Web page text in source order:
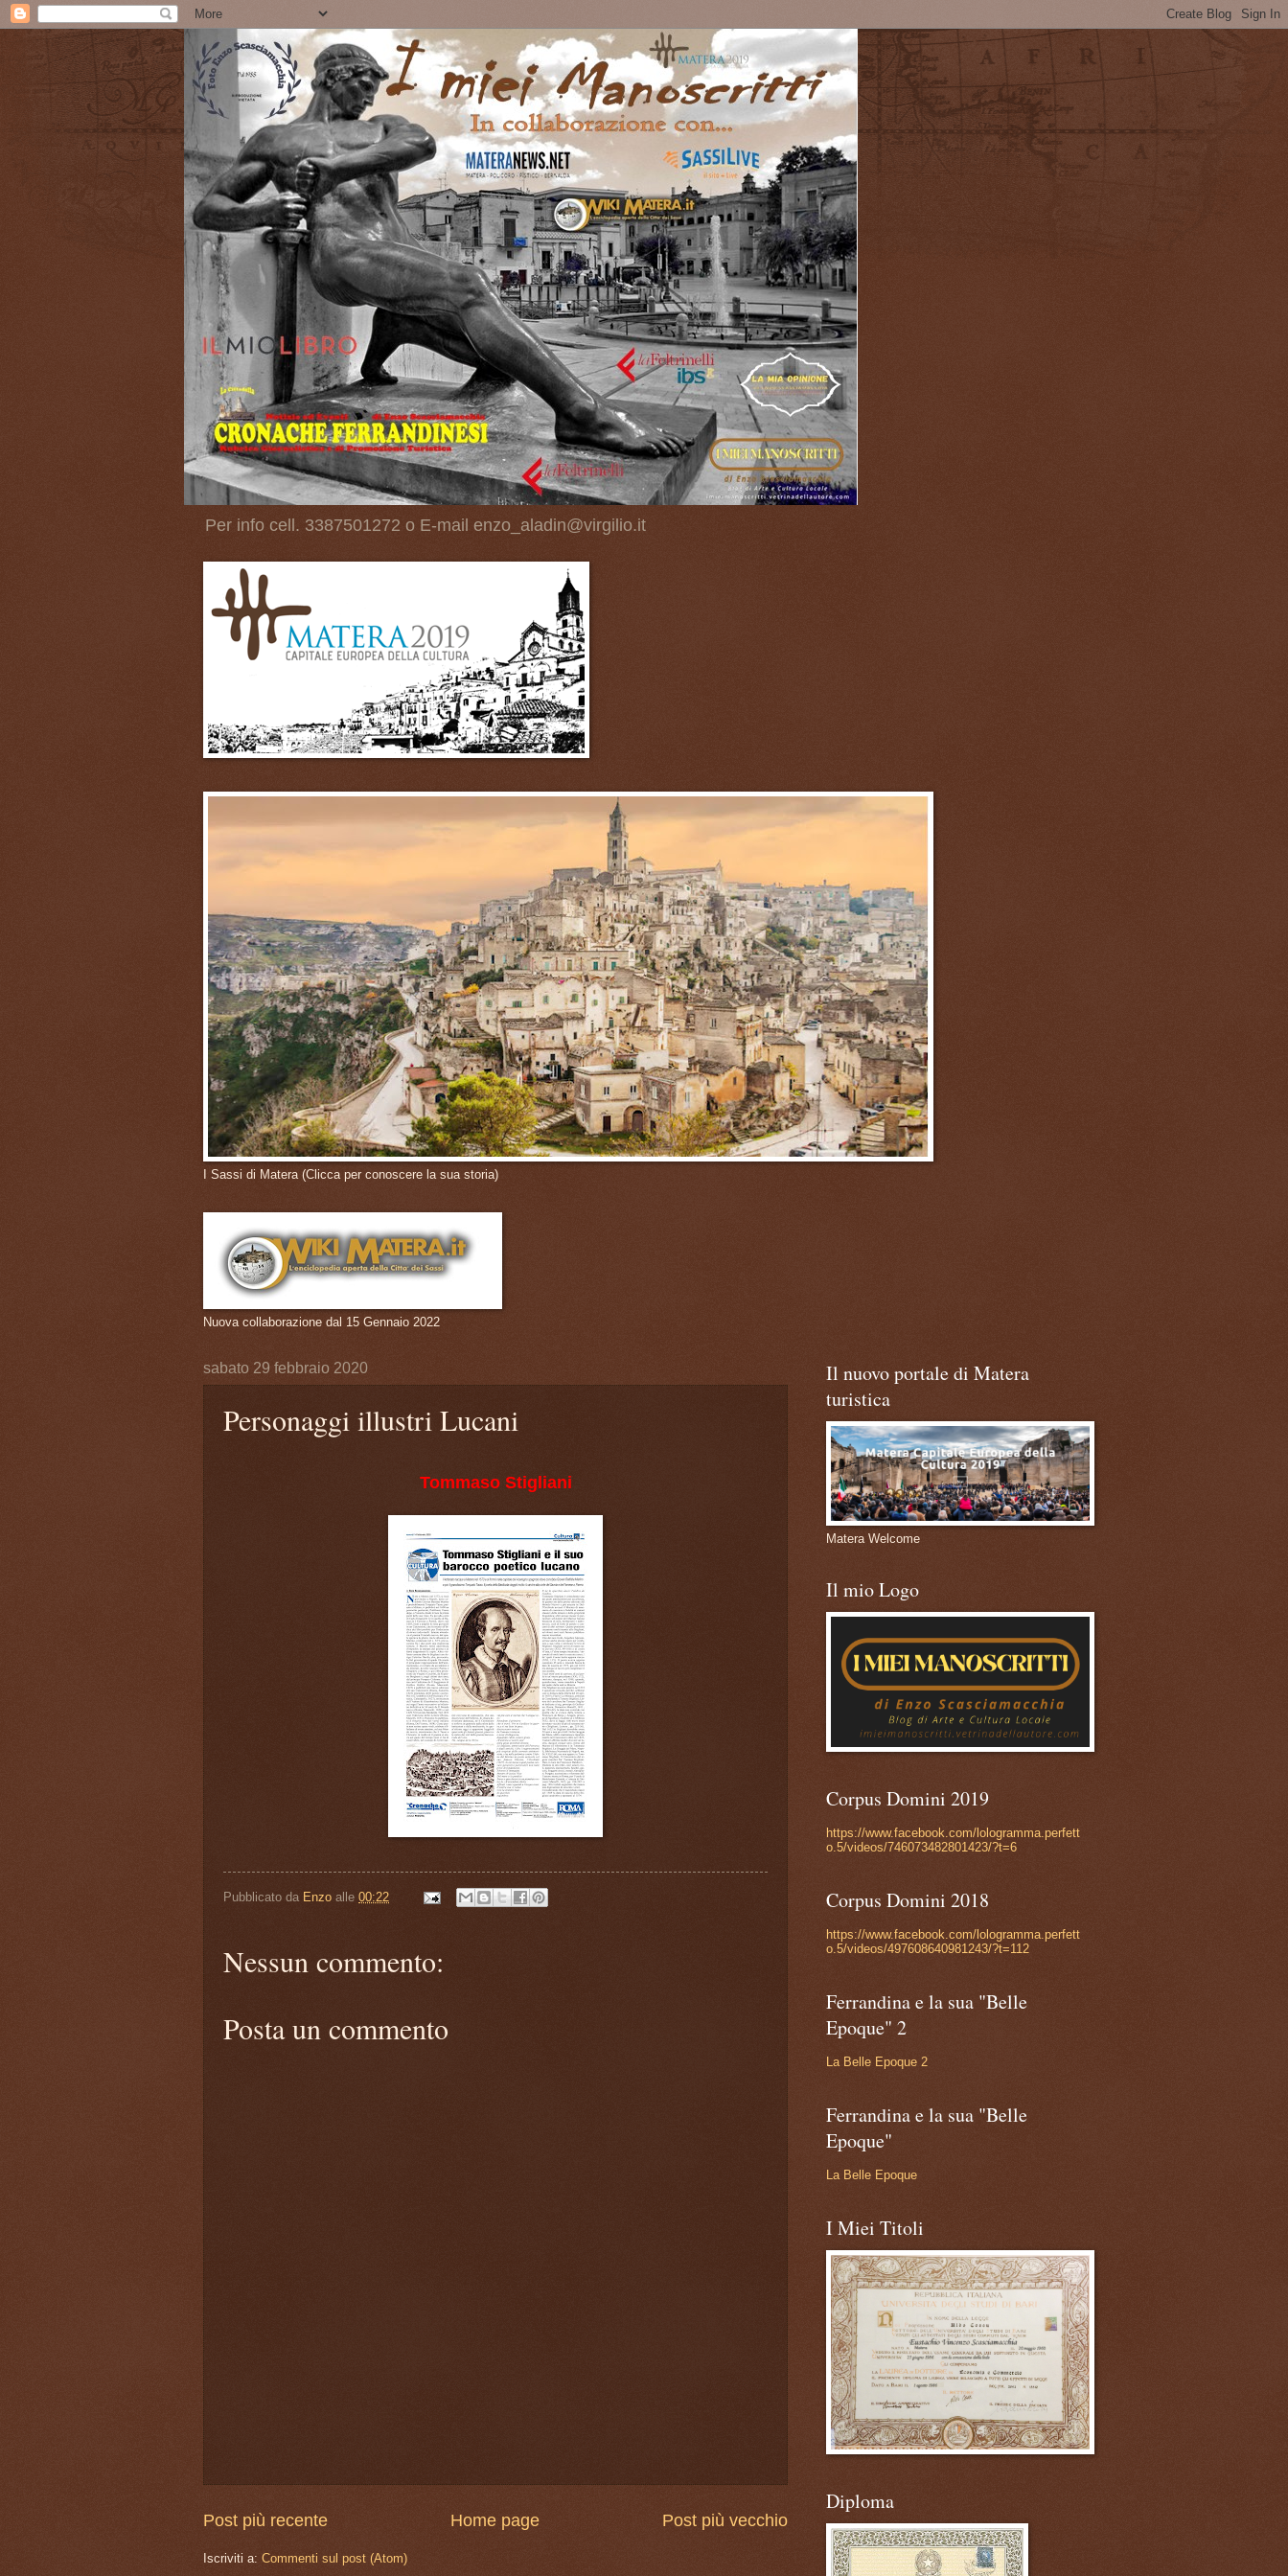
Per info cell. 3387501272 o E-mail enzo_aladin@virgilio.it
I Sassi di Matera (Clicca per conoscere la sua storia)
Nuova collaborazione dal 15 Gennaio 2022
sabato 29 febbraio 2020
Personaggi illustri Lucani
Tommaso Stigliani
Pubblicato da Enzo alle 00:22
Nessun commento:
Posta un commento
Post più recente Post più vecchio
Home page
Iscriviti a: Commenti sul post (Atom)
Il nuovo portale di Matera
turistica
Matera Welcome
Il mio Logo
Corpus Domini 2019
https://www.facebook.com/lologramma.perfett
o.5/videos/746073482801423/?t=6
Corpus Domini 2018
https://www.facebook.com/lologramma.perfett
o.5/videos/497608640981243/?t=112
Ferrandina e la sua "Belle
Epoque" 2
La Belle Epoque 2
Ferrandina e la sua "Belle
Epoque"
La Belle Epoque
I Miei Titoli
Diploma